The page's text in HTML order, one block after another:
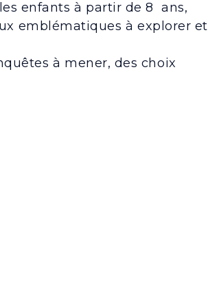
enfants à partir de 8 ans,
emblématiques à explorer et
à mener, des choix